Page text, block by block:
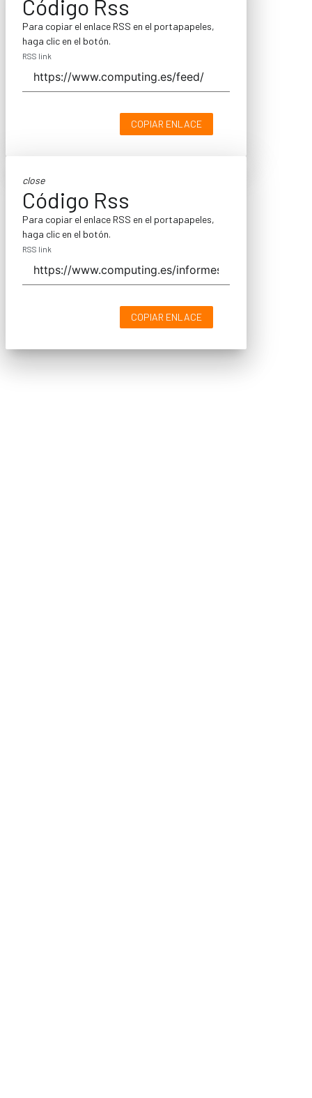
Código Rss
Para copiar el enlace RSS en el portapapeles,
haga clic en el botón.
RSS link
COPIAR ENLACE
close
Código Rss
Para copiar el enlace RSS en el portapapeles,
haga clic en el botón.
RSS link
COPIAR ENLACE